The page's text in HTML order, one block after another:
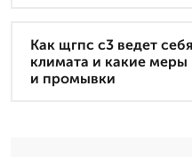
Как щгпс с3 ведет
климата и какие
и промывки